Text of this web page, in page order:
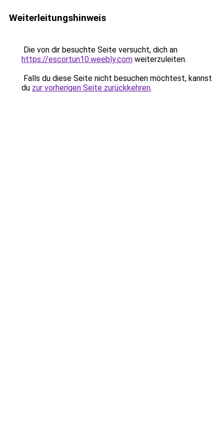
Weiterleitungshinweis
Die von dir besuchte Seite versucht, dich an
https://escortun10.weebly.com weiterzuleiten.
Falls du diese Seite nicht besuchen möchtest, kannst
du zur vorherigen Seite zurückkehren.